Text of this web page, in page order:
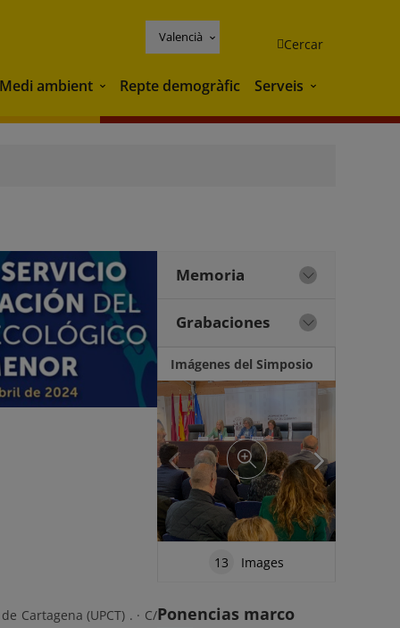
Valencià Cercar
Medi ambient Medi ambient
Repte demogràfic Serveis Serveis
Cartagena (UPCT) . · C/
Memoria
Grabaciones
Imágenes del Simposio
13 Images
Ponencias marco